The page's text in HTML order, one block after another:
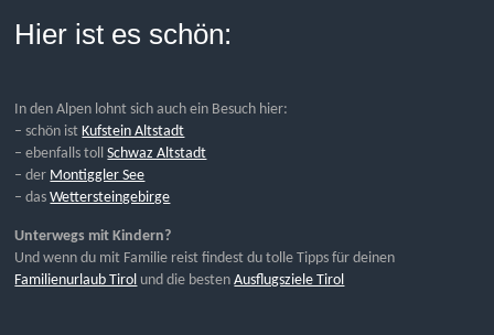
Hier ist es schön:
In den Alpen lohnt sich auch ein Besuch hier:
– schön ist Kufstein Altstadt
– ebenfalls tollSchwaz Altstadt
– der Montiggler See
– dasWettersteingebirge
Unterwegs mit Kindern?
Und wenn du mit Familie reist findest du tolle Tipps für deinen
Familienurlaub Tirol und die bestenAusflugsziele Tirol